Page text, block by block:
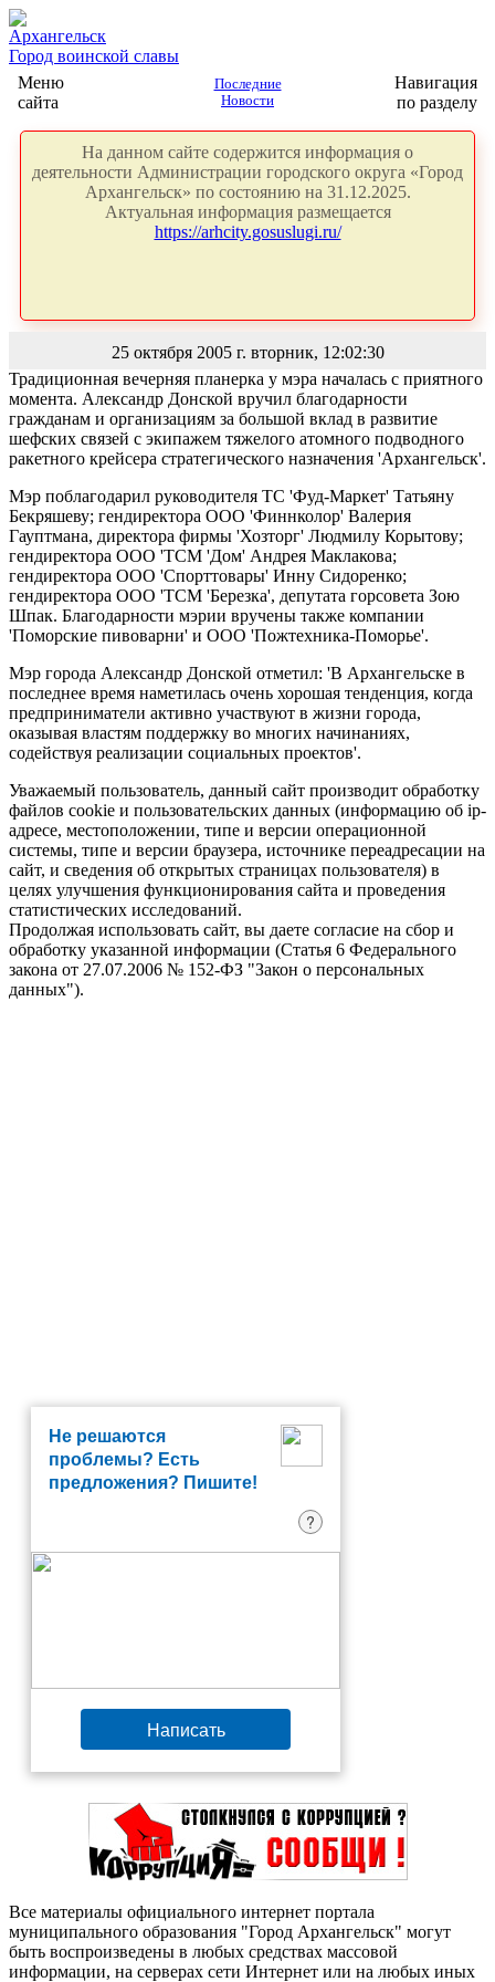
Архангельск
Город воинской славы
Меню
сайта
Последние
Новости
Навигация
по разделу
На данном сайте содержится информация о
деятельности Администрации городского округа «Город
Архангельск» по состоянию на 31.12.2025.
Актуальная информация размещается
https://arhcity.gosuslugi.ru/
25 октября 2005 г. вторник, 12:02:30
Традиционная вечерняя планерка у мэра началась с приятного
момента. Александр Донской вручил благодарности
гражданам и организациям за большой вклад в развитие
шефских связей с экипажем тяжелого атомного подводного
ракетного крейсера стратегического назначения 'Архангельск'.
Мэр поблагодарил руководителя ТС 'Фуд-Маркет' Татьяну
Бекряшеву; гендиректора ООО 'Финнколор' Валерия
Гауптмана, директора фирмы 'Хозторг' Людмилу Корытову;
гендиректора ООО 'ТСМ 'Дом' Андрея Маклакова;
гендиректора ООО 'Спорттовары' Инну Сидоренко;
гендиректора ООО 'ТСМ 'Березка', депутата горсовета Зою
Шпак. Благодарности мэрии вручены также компании
'Поморские пивоварни' и ООО 'Пожтехника-Поморье'.
Мэр города Александр Донской отметил: 'В Архангельске в
последнее время наметилась очень хорошая тенденция, когда
предприниматели активно участвуют в жизни города,
оказывая властям поддержку во многих начинаниях,
содействуя реализации социальных проектов'.
Уважаемый пользователь, данный сайт производит обработку
файлов cookie и пользовательских данных (информацию об ip-
адресе, местоположении, типе и версии операционной
системы, типе и версии браузера, источнике переадресации на
сайт, и сведения об открытых страницах пользователя) в
целях улучшения функционирования сайта и проведения
статистических исследований.
Продолжая использовать сайт, вы даете согласие на сбор и
обработку указанной информации (Статья 6 Федерального
закона от 27.07.2006 № 152-ФЗ "Закон о персональных
данных").
Не решаются
проблемы? Есть
предложения? Пишите!
?
Написать
Все материалы официального интернет портала
муниципального образования "Город Архангельск" могут
быть воспроизведены в любых средствах массовой
информации, на серверах сети Интернет или на любых иных